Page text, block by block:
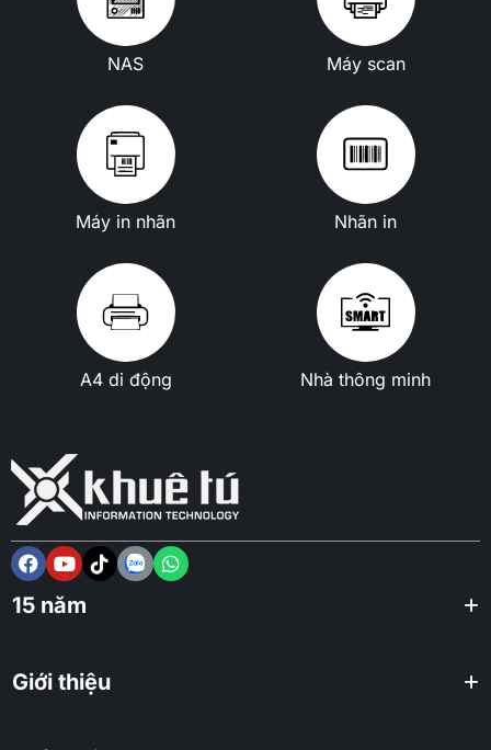
NAS Máy scan
Máy in nhãn Nhãn in
A4 di động Nhà thông minh
15 năm
Giới thiệu